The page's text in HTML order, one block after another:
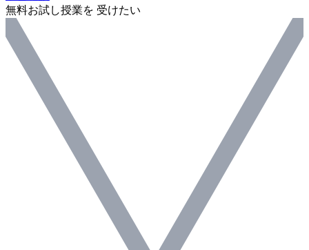
無料お試し授業を 受けたい